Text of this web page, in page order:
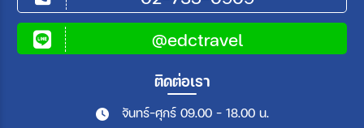
@edctravel
ติดต่อเรา
จันทร์-ศุกร์ 09.00 - 18.00 น.